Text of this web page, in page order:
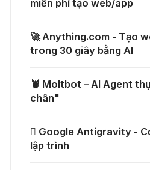
04 Thg 07 2026
🚀 Một GitHub
Plus miễn phí
03 Thg 07 2026
lực cho lập trình
miễn phí tạo web/app
🚀 Anything.com - Tạo
trong 30 giây bằng AI
🦞 Moltbot – AI Agent
chân"
 Google Antigravity -
lập trình